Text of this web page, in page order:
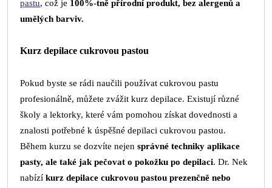
pastu, což je 100%-tně přírodní produkt, bez alergenů a
umělých barviv.
Kurz depilace cukrovou pastou
Pokud byste se rádi naučili používat cukrovou pastu
profesionálně, můžete zvážit kurz depilace. Existují různé
školy a lektorky, které vám pomohou získat dovednosti a
znalosti potřebné k úspěšné depilaci cukrovou pastou.
Během kurzu se dozvíte nejen správné techniky aplikace
pasty, ale také jak pečovat o pokožku po depilaci. Dr. Nek
nabízí kurz depilace cukrovou pastou prezenčně nebo